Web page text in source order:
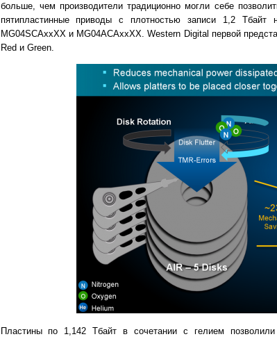
больше, чем производители традиционно могли себе
пятипластинные приводы с плотностью записи 1,2
MG04SCAxxXX и MG04ACAxxXX. Western Digital первой
Red и Green.
Пластины по 1,142 Тбайт в сочетании с гелием